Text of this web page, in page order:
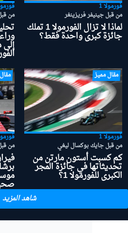
فورمولا 1
من قبل جينيفر فريزينغر
لماذا لا تزال الفورمولا 1 تملك
جائزة كبرى واحدة فقط؟
من
مقال مميز
فورمولا 1
من قبل جايك بوكسال ليغي
كم كسبت أستون مارتن من
تحديثاتها في جائزة المجر
الكبرى للفورمولا 1؟
من
شاهد المزيد